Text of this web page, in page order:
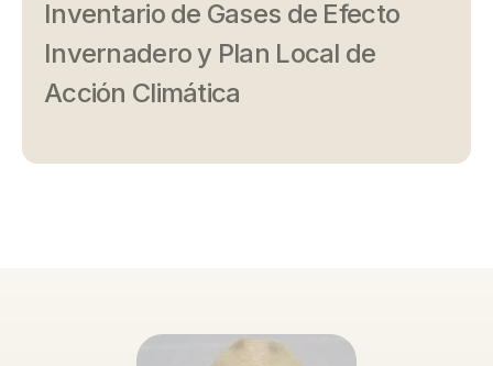
Inventario de Gases de Efecto
Invernadero y Plan Local de
Acción Climática